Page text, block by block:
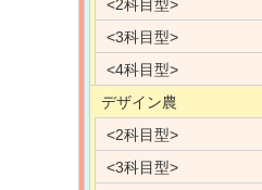
<2科目型>
<3科目型>
<4科目型>
デザイン農
<2科目型>
<3科目型>